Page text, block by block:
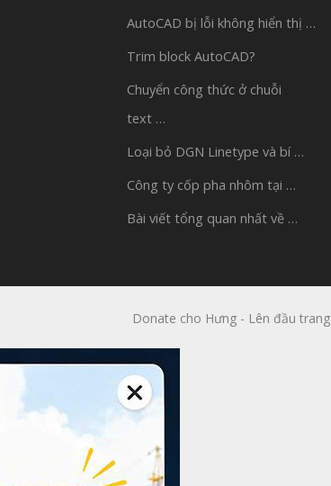
AutoCAD bị lỗi không hiển thị …
Trim block AutoCAD?
Chuyển công thức ở chuỗi
text …
Loại bỏ DGN Linetype và bí …
Công ty cốp pha nhôm tại …
Bài viết tổng quan nhất về …
Donate cho Hưng - Lên đầu trang